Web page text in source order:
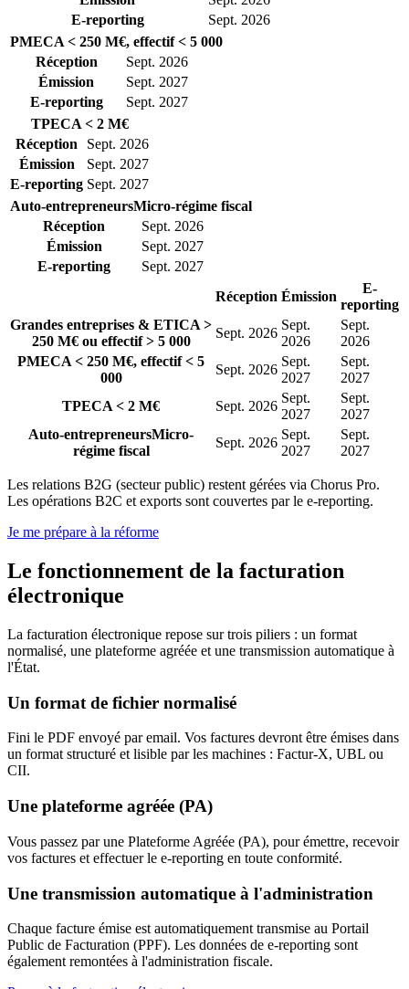
E-reporting
Sept. 2026
PMECA < 250 M€, effectif < 5 000
Réception
Sept. 2026
Émission
Sept. 2027
E-reporting
Sept. 2027
TPECA < 2 M€
Réception
Sept. 2026
Émission
Sept. 2027
E-reporting Sept. 2027
Auto-entrepreneursMicro-régime fiscal
Réception
Sept. 2026
Émission
Sept. 2027
E-reporting
Sept. 2027
Réception Émission
E-
reporting
Grandes entreprises & ETICA >
250 M€ ou effectif > 5 000
Sept. 2026
Sept.
2026
Sept.
2026
PMECA < 250 M€, effectif < 5
000
Sept. 2026
Sept.
2027
Sept.
2027
TPECA < 2 M€ Sept. 2026
Sept.
2027
Sept.
2027
Auto-entrepreneursMicro-
régime fiscal
Sept. 2026
Sept.
2027
Sept.
2027
Les relations B2G (secteur public) restent gérées via Chorus Pro.
Les opérations B2C et exports sont couvertes par le e-reporting.
Je me prépare à la réforme
Le fonctionnement de la facturation
électronique
La facturation électronique repose sur trois piliers : un format
normalisé, une plateforme agréée et une transmission automatique à
l'État.
Un format de fichier normalisé
Fini le PDF envoyé par email. Vos factures devront être émises dans
un format structuré et lisible par les machines : Factur-X, UBL ou
CII.
Une plateforme agréée (PA)
Vous passez par une Plateforme Agréée (PA), pour émettre, recevoir
vos factures et effectuer le e-reporting en toute conformité.
Une transmission automatique à l'administration
Chaque facture émise est automatiquement transmise au Portail
Public de Facturation (PPF). Les données de e-reporting sont
également remontées à l'administration fiscale.